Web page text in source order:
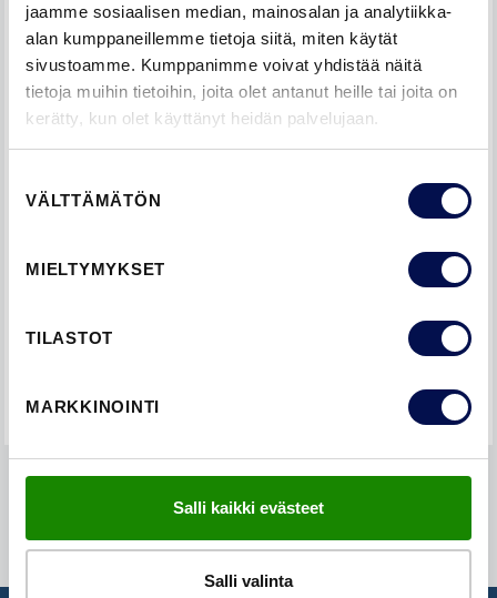
jaamme sosiaalisen median, mainosalan ja analytiikka-
alan kumppaneillemme tietoja siitä, miten käytät
sivustoamme. Kumppanimme voivat yhdistää näitä
tietoja muihin tietoihin, joita olet antanut heille tai joita on
kerätty, kun olet käyttänyt heidän palvelujaan.
valinta
VÄLTTÄMÄTÖN
MIELTYMYKSET
TILASTOT
MARKKINOINTI
Salli kaikki evästeet
Salli valinta
Avainlippu-tuotteita ovat:
Craft-massiivipeiliovet
Fire-palo-ovet
ADVANCE-liukuovilevyt (Steady, Craft ja Unique)
Unique-massiivikehysovet